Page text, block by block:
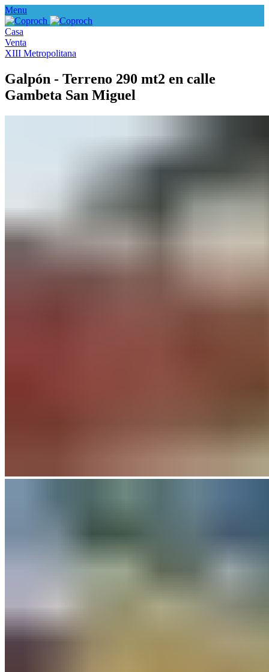
Menu
Casa
Venta
XIII Metropolitana
Galpón - Terreno 290 mt2 en calle
Gambeta San Miguel